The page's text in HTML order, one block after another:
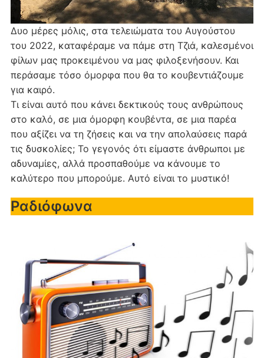
Δυο μέρες μόλις, στα τελειώματα του Αυγούστου
του 2022, καταφέραμε να πάμε στη Τζιά, καλεσμένοι
φίλων μας προκειμένου να μας φιλοξενήσουν. Και
περάσαμε τόσο όμορφα που θα το κουβεντιάζουμε
για καιρό.
Τι είναι αυτό που κάνει δεκτικούς τους ανθρώπους
στο καλό, σε μια όμορφη κουβέντα, σε μια παρέα
που αξίζει να τη ζήσεις και να την απολαύσεις παρά
τις δυσκολίες; Το γεγονός ότι είμαστε άνθρωποι με
αδυναμίες, αλλά προσπαθούμε να κάνουμε το
καλύτερο που μπορούμε. Αυτό είναι το μυστικό!
Ραδιόφωνα